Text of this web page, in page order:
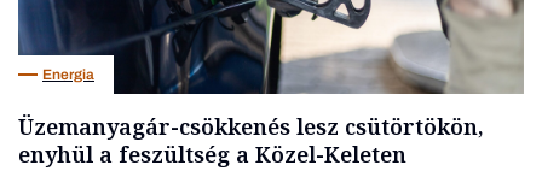
Energia
Üzemanyagár-csökkenés lesz csütörtökön,
enyhül a feszültség a Közel-Keleten